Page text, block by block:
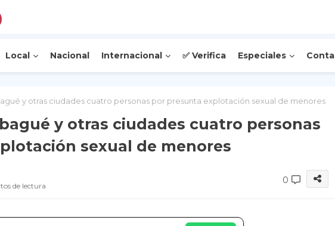
Local Nacional Internacional ✅ Verifica Especiales
y otras ciudades cuatro personas por presunta explotación sexual de menores
y otras ciudades cuatro personas
sexual de menores
de lectura
0